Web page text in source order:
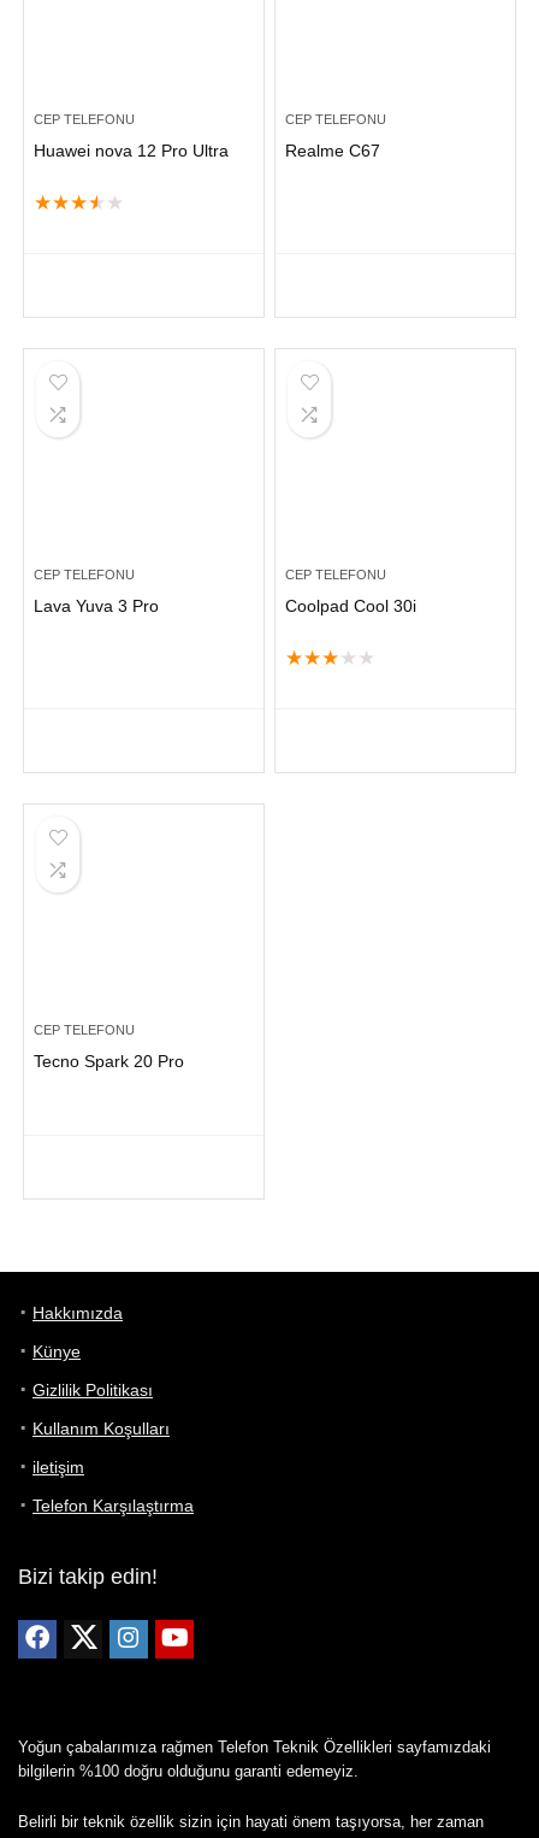
CEP TELEFONU
Huawei nova 12 Pro Ultra
★★★★ ★
CEP TELEFONU
Realme C67
CEP TELEFONU
Lava Yuva 3 Pro
CEP TELEFONU
Coolpad Cool 30i
★★★ ★ ★
CEP TELEFONU
Tecno Spark 20 Pro
Hakkımızda
Künye
Gizlilik Politikası
Kullanım Koşulları
iletişim
Telefon Karşılaştırma
Bizi takip edin!
Yoğun çabalarımıza rağmen Telefon Teknik Özellikleri sayfamızdaki
bilgilerin %100 doğru olduğunu garanti edemeyiz.
Belirli bir teknik özellik sizin için hayati önem taşıyorsa, her zaman